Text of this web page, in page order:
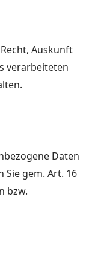
Auskunft
verarbeiteten
Daten
gem. Art. 16
bzw.